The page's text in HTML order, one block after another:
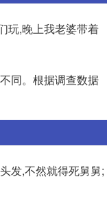
玩,晚上我老婆带着
同。根据调查数据
发,不然就得死舅舅;